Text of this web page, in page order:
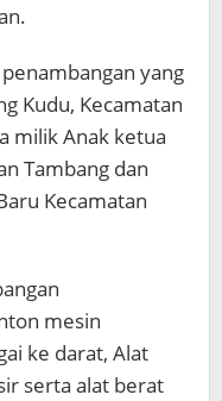
yang
Kudu, Kecamatan
milik Anak ketua
Tambang dan
Kecamatan
mesin
ke darat, Alat
serta alat berat